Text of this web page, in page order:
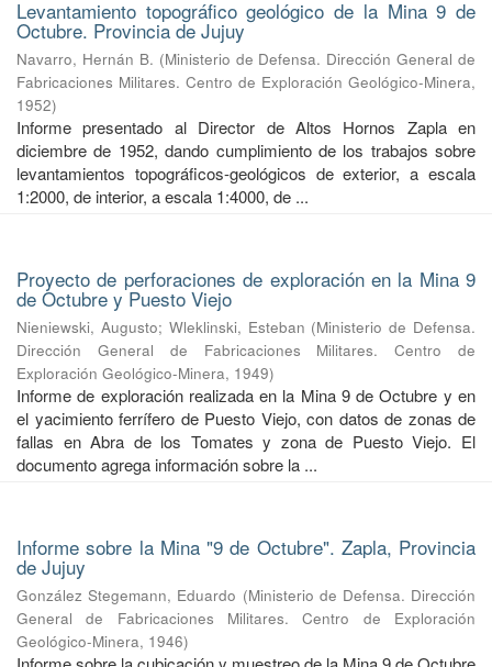
Levantamiento topográfico geológico de la Mina 9 de
Octubre. Provincia de Jujuy
Navarro, Hernán B. (Ministerio de Defensa. Dirección General de
Fabricaciones Militares. Centro de Exploración Geológico-Minera,
1952)
Informe presentado al Director de Altos Hornos Zapla en
diciembre de 1952, dando cumplimiento de los trabajos sobre
levantamientos topográficos-geológicos de exterior, a escala
1:2000, de interior, a escala 1:4000, de ...
Proyecto de perforaciones de exploración en la Mina 9
de Octubre y Puesto Viejo
Nieniewski, Augusto; Wleklinski, Esteban (Ministerio de Defensa.
Dirección General de Fabricaciones Militares. Centro de
Exploración Geológico-Minera, 1949)
Informe de exploración realizada en la Mina 9 de Octubre y en
el yacimiento ferrífero de Puesto Viejo, con datos de zonas de
fallas en Abra de los Tomates y zona de Puesto Viejo. El
documento agrega información sobre la ...
Informe sobre la Mina "9 de Octubre". Zapla, Provincia
de Jujuy
González Stegemann, Eduardo (Ministerio de Defensa. Dirección
General de Fabricaciones Militares. Centro de Exploración
Geológico-Minera, 1946)